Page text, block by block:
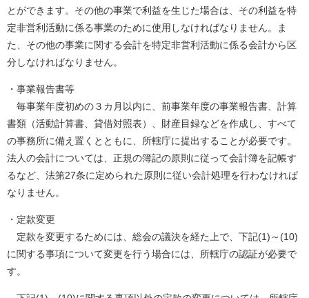
とができます。その他の事業で利益を生じた場合は、その利益を特
定非営利活動に係る事業のために使用しなければなりません。ま
た、その他の事業に関する会計を特定非営利活動に係る会計から区
分しなければなりません。
・事業報告書等
毎事業年度初めの３カ月以内に、前事業年度の事業報告書、計算
書類（活動計算書、貸借対照表）、財産目録などを作成し、すべて
の事務所に備え置くとともに、所轄庁に提出することが必要です。
法人の会計については、正規の簿記の原則に従って会計簿を記帳す
るなど、法第27条に定められた原則に従い会計処理を行わなければ
なりません。
・定款変更
定款を変更するためには、総会の議決を経た上で、下記(1)～(10)
に関する事項について変更を行う場合には、所轄庁の認証が必要で
す。